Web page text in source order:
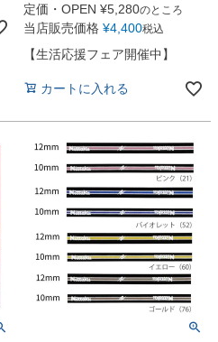
定価・OPEN ¥5,280のところ
当店販売価格 ¥4,400税込
【生活応援フェア開催中】
カートに入れる